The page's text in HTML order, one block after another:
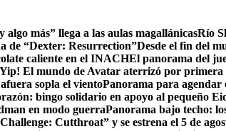
más” llega a las aulas magallánicasRío
de “Dexter: Resurrection”Desde el fin del
caliente en el INACHEl panorama del
El mundo de Avatar aterrizó por primera
sopla el vientoPanorama para agendar
bingo solidario en apoyo al pequeño
en modo guerraPanorama bajo techo:
Cutthroat” y se estrena el 5 de